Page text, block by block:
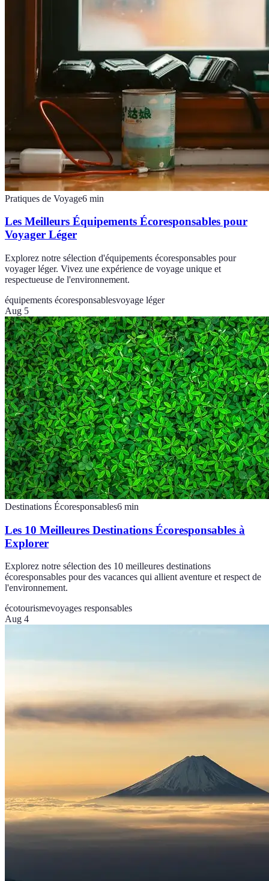
Pratiques de Voyage6 min
Les Meilleurs Équipements Écoresponsables pour
Voyager Léger
Explorez notre sélection d'équipements écoresponsables pour
voyager léger. Vivez une expérience de voyage unique et
respectueuse de l'environnement.
équipements écoresponsablesvoyage léger
Aug 5
Destinations Écoresponsables6 min
Les 10 Meilleures Destinations Écoresponsables à
Explorer
Explorez notre sélection des 10 meilleures destinations
écoresponsables pour des vacances qui allient aventure et respect de
l'environnement.
écotourismevoyages responsables
Aug 4